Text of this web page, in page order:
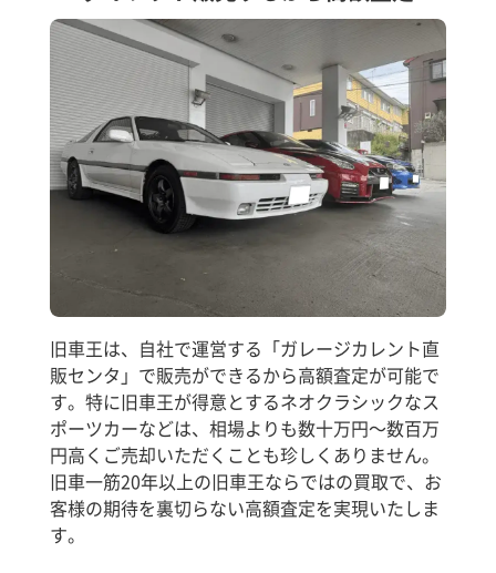
旧車王は、自社で運営する「ガレージカレント直
販センタ」で販売ができるから高額査定が可能で
す。特に旧車王が得意とするネオクラシックなス
ポーツカーなどは、相場よりも数十万円～数百万
円高くご売却いただくことも珍しくありません。
旧車一筋20年以上の旧車王ならではの買取で、お
客様の期待を裏切らない高額査定を実現いたしま
す。